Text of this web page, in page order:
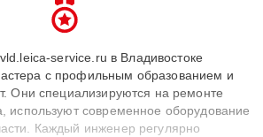
service.ru в Владивостоке
с профильным образованием и
Они специализируются на ремонте
используют современное оборудование
Каждый инженер регулярно